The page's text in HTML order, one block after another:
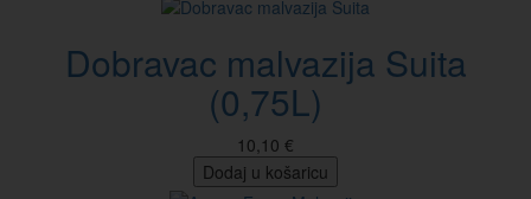
Dobravac malvazija Suita
(0,75L)
10,10 €
Dodaj u košaricu